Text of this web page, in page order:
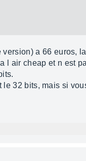
a 66 euros,
l air cheap et n est
le 32 bits, mais si